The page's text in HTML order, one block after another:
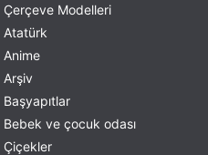
Çerçeve Modelleri
Atatürk
Anime
Arşiv
Başyapıtlar
Bebek ve çocuk odası
Çiçekler